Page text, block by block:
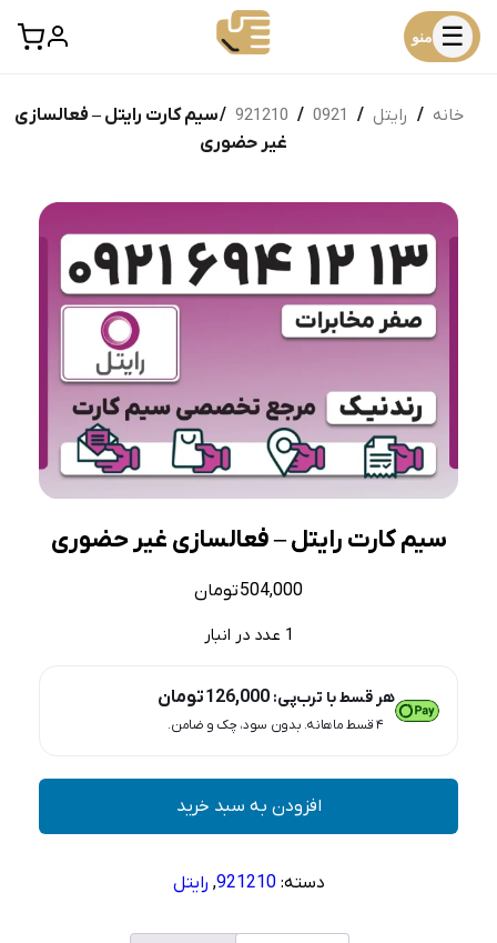
☰ منو
خانه / رایتل /
0921
/
921210 / سیم کارت رایتل – فعالسازی
غیر حضوری
سیم کارت رایتل – فعالسازی غیر حضوری
504,000تومان
1 عدد در انبار
هر قسط با ترب‌پی: 126,000تومان
۴ قسط ماهانه. بدون سود، چک و ضامن.
سیم
رایتل
افزودن به سبد خرید
دسته:921210
, رایتل